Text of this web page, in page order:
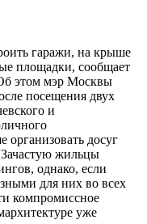
гаражи, на крыше
площадки, сообщает
этом мэр Москвы
посещения двух
и
организовать досуг
жильцы
однако, если
для них во всех
компромиссное
уже